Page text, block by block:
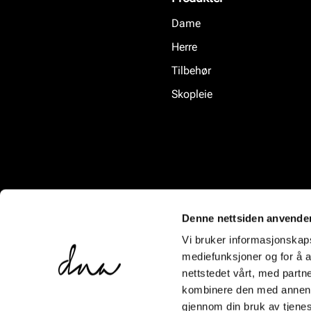
Denne nettsiden
Vi bruker
mediefunksjoner og for å
nettstedet vårt, med
kombinere den med
gjennom din bruk av
Dame
Herre
Tilbehør
Skopleie